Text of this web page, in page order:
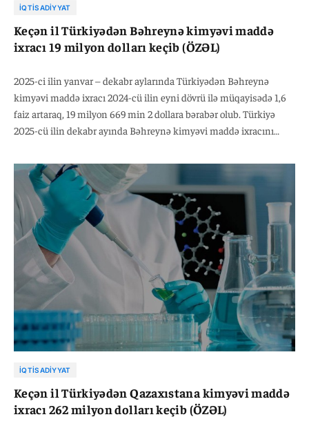
İQTISADIYYAT
Keçən il Türkiyədən Bəhreynə kimyəvi maddə
ixracı 19 milyon dolları keçib (ÖZƏL)
2025-ci ilin yanvar – dekabr aylarında Türkiyədən Bəhreynə
kimyəvi maddə ixracı 2024-cü ilin eyni dövrü ilə müqayisədə 1,6
faiz artaraq, 19 milyon 669 min 2 dollara bərabər olub. Türkiyə
2025-cü ilin dekabr ayında Bəhreynə kimyəvi maddə ixracını
815 min 56 dollara çatdırıb. Qeyd edək ki,2025-ci ilin yanvar-
dekabr aylarında Türkiyənin kimyəvi maddə ixracı ötən ilin eyni
dövrü ilə müqayisədə 3,9 faiz artaraq, 31 milyard 931 milyon 878
min dollara bərabər olub.
İQTISADIYYAT
Keçən il Türkiyədən Qazaxıstana kimyəvi maddə
ixracı 262 milyon dolları keçib (ÖZƏL)